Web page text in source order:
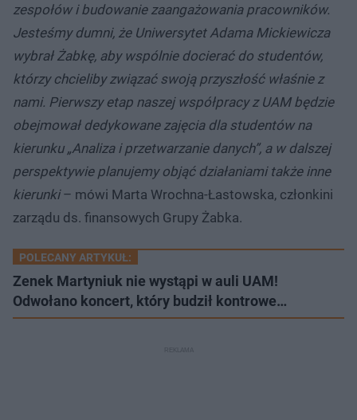
zespołów i budowanie zaangażowania pracowników.
Jesteśmy dumni, że Uniwersytet Adama Mickiewicza
wybrał Żabkę, aby wspólnie docierać do studentów,
którzy chcieliby związać swoją przyszłość właśnie z
nami. Pierwszy etap naszej współpracy z UAM będzie
obejmował dedykowane zajęcia dla studentów na
kierunku „Analiza i przetwarzanie danych”, a w dalszej
perspektywie planujemy objąć działaniami także inne
kierunki– mówi Marta Wrochna-Łastowska, członkini
zarządu ds. finansowych Grupy Żabka.
POLECANY ARTYKUŁ:
Zenek Martyniuk nie wystąpi w auli UAM!
Odwołano koncert, który budził kontrowe…